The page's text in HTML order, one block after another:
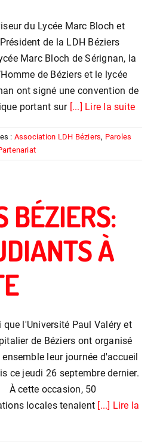
du Lycée Marc Bloch et
de la LDH Béziers
Marc Bloch de Sérignan, la
de Béziers et le lycée
ont signé une convention de
portant sur [...] Lire la suite
: Association LDH Béziers, Paroles
BÉZIERS:
À
que l'Université Paul Valéry et
de Béziers ont organisé
leur journée d'accueil
ce jeudi 26 septembre dernier.
À cette occasion, 50
locales tenaient [...] Lire la